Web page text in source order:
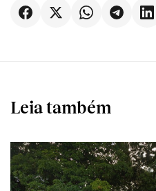
Leia também